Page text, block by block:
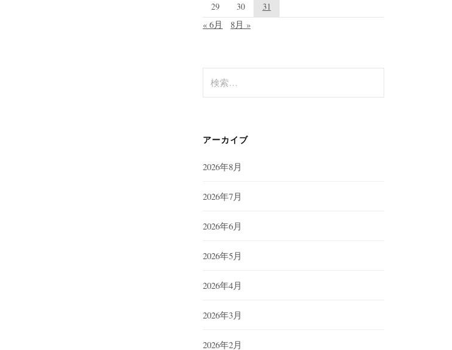
29
30 31
« 6月 8月 »
索:
アーカイブ
2026年8月
2026年7月
2026年6月
2026年5月
2026年4月
2026年3月
2026年2月